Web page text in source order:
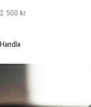
2 500 kr
Handla